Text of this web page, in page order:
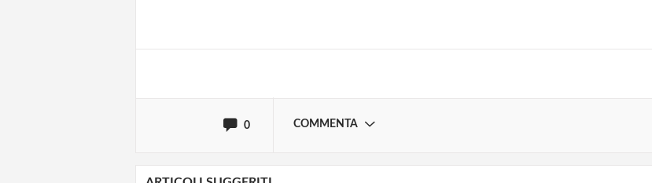
0 COMMENTA